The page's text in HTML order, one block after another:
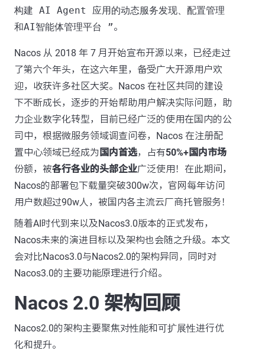
构建 AI Agent 应用的动态服务发现、配置管理
和AI智能体管理平台 ”。
Nacos 从 2018 年 7 月开始宣布开源以来，已经走过
了第六个年头，在这六年里，备受广大开源用户欢
迎，收获许多社区大奖。Nacos 在社区共同的建设
下不断成长，逐步的开始帮助用户解决实际问题，助
力企业数字化转型，目前已经广泛的使用在国内的公
司中，根据微服务领域调查问卷，Nacos 在注册配
置中心领域已经成为 国内首选，占有50%+国内市场
份额，被各行各业的头部企业广泛使用！在此期间，
Nacos的部署包下载量突破300w次，官网每年访问
用户数超过90w人，被国内各主流云厂商托管服务！
随着AI时代到来以及Nacos3.0版本的正式发布，
Nacos未来的演进目标以及架构也会随之升级。本文
会对比Nacos3.0与Nacos2.0的架构异同，同时对
Nacos3.0的主要功能原理进行介绍。
Nacos 2.0 架构回顾
Nacos2.0的架构主要聚焦对性能和可扩展性进行优
化和提升。